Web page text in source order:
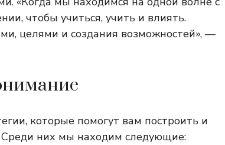
чтобы учиться, учить и влиять.
целями и создания возможностей», —
которые помогут вам построить и
них мы находим следующие: